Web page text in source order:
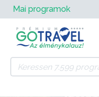
Mai programok